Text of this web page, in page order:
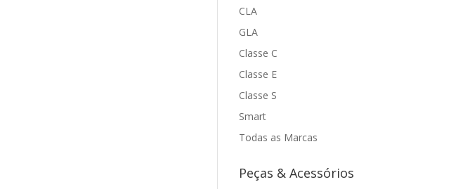
CLA
GLA
Classe C
Classe E
Classe S
Smart
Todas as Marcas
Peças & Acessórios